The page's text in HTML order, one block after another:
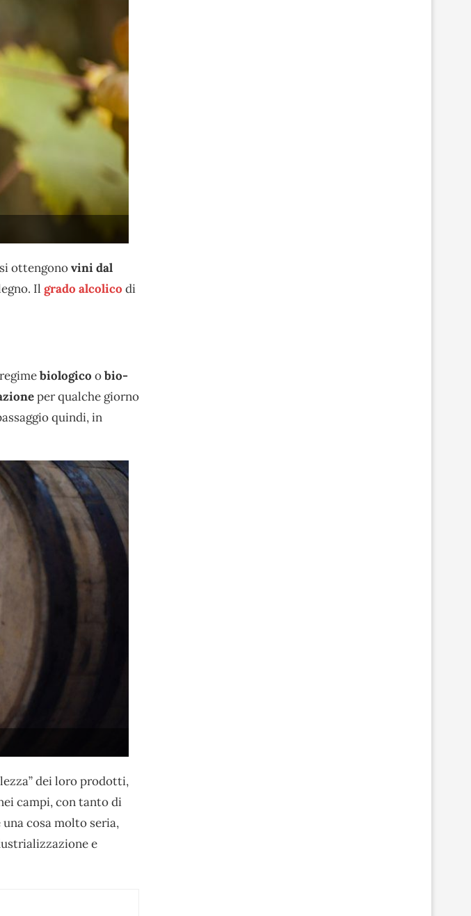
ottengonovini dal
Il grado alcolico di
biologico obio-
per qualche giorno
quindi, in
dei loro prodotti,
campi, con tanto di
cosa molto seria,
e